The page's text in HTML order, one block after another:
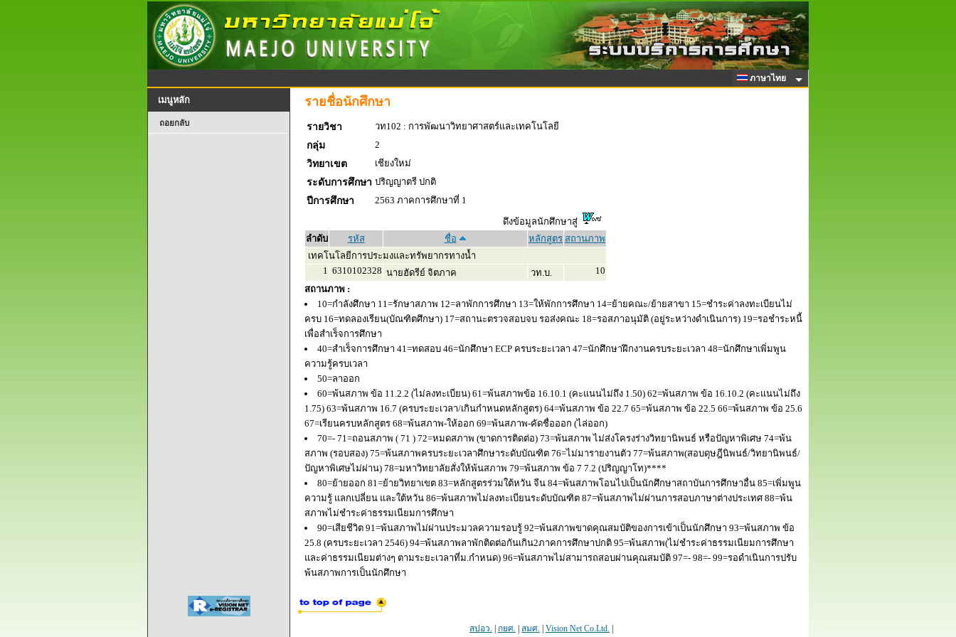
ภาษาไทย
เมนูหลัก
ถอยกลับ
รายชื่อนักศึกษา
รายวิชา
วท102 : การพัฒนาวิทยาศาสตร์และเทคโนโลยี
กลุ่ม
2
วิทยาเขต
เชียงใหม่
ระดับการศึกษา ปริญญาตรี ปกติ
ปีการศึกษา
2563 ภาคการศึกษาที่ 1
ดึงข้อมูลนักศึกษาสู่
ลำดับ
รหัส ชื่อ หลักสูตร สถานภาพ
เทคโนโลยีการประมงและทรัพยากรทางน้ำ
1 6310102328 นายฮัดรีย์ จิตภาค วท.บ.
10
สถานภาพ :
10=กำลังศึกษา 11=รักษาสภาพ 12=ลาพักการศึกษา 13=ให้พักการศึกษา 14=ย้ายคณะ/ย้ายสาขา 15=ชำระค่าลงทะเบียนไม่
ครบ 16=ทดลองเรียน(บัณฑิตศึกษา) 17=สถานะตรวจสอบจบ รอส่งคณะ 18=รอสภาอนุมัติ (อยู่ระหว่างดำเนินการ) 19=รอชำระหนี้
เพื่อสำเร็จการศึกษา
40=สำเร็จการศึกษา 41=ทดสอบ 46=นักศึกษา ECP ครบระยะเวลา 47=นักศึกษาฝึกงานครบระยะเวลา 48=นักศึกษาเพิ่มพูน
ความรู้ครบเวลา
50=ลาออก
60=พ้นสภาพ ข้อ 11.2.2 (ไม่ลงทะเบียน) 61=พ้นสภาพข้อ 16.10.1 (คะแนนไม่ถึง 1.50) 62=พ้นสภาพ ข้อ 16.10.2 (คะแนนไม่ถึง
1.75) 63=พ้นสภาพ 16.7 (ครบระยะเวลา/เกินกำหนดหลักสูตร) 64=พ้นสภาพ ข้อ 22.7 65=พ้นสภาพ ข้อ 22.5 66=พ้นสภาพ ข้อ 25.6
67=เรียนครบหลักสูตร 68=พ้นสภาพ-ให้ออก 69=พ้นสภาพ-คัดชื่อออก (ไล่ออก)
70=- 71=ถอนสภาพ ( 71 ) 72=หมดสภาพ (ขาดการติดต่อ) 73=พ้นสภาพ ไม่ส่งโครงร่างวิทยานิพนธ์ หรือปัญหาพิเศษ 74=พ้น
สภาพ (รอบสอง) 75=พ้นสภาพครบระยะเวลาศึกษาระดับบัณฑิต 76=ไม่มารายงานตัว 77=พ้นสภาพ(สอบดุษฎีนิพนธ์/วิทยานิพนธ์/
ปัญหาพิเศษไม่ผ่าน) 78=มหาวิทยาลัยสั่งให้พ้นสภาพ 79=พ้นสภาพ ข้อ 7 7.2 (ปริญญาโท)****
80=ย้ายออก 81=ย้ายวิทยาเขต 83=หลักสูตรร่วมใต้หวัน จีน 84=พ้นสภาพโอนไปเป็นนักศึกษาสถาบันการศึกษาอื่น 85=เพิ่มพูน
ความรู้ แลกเปลี่ยน และใต้หวัน 86=พ้นสภาพไม่ลงทะเบียนระดับบัณฑิต 87=พ้นสภาพไม่ผ่านการสอบภาษาต่างประเทศ 88=พ้น
สภาพไม่ชำระค่าธรรมเนียมการศึกษา
90=เสียชีวิต 91=พ้นสภาพไม่ผ่านประมวลความรอบรู้ 92=พ้นสภาพขาดคุณสมบัติของการเข้าเป็นนักศึกษา 93=พ้นสภาพ ข้อ
25.8 (ครบระยะเวลา 2546) 94=พ้นสภาพลาพักติดต่อกันเกิน2ภาคการศึกษาปกติ 95=พ้นสภาพ(ไม่ชำระค่าธรรมเนียมการศึกษา
และค่าธรรมเนียมต่างๆ ตามระยะเวลาที่ม.กำหนด) 96=พ้นสภาพไม่สามารถสอบผ่านคุณสมบัติ 97=- 98=- 99=รอดำเนินการปรับ
พ้นสภาพการเป็นนักศึกษา
สปอว. กยศ. สมศ. Vision Net Co.Ltd.